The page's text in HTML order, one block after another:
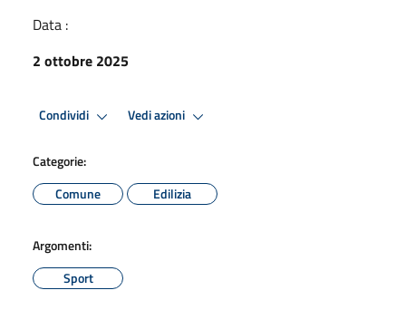
Data :
2 ottobre 2025
Condividi Vedi azioni
Categorie:
Comune
Edilizia
Argomenti:
Sport